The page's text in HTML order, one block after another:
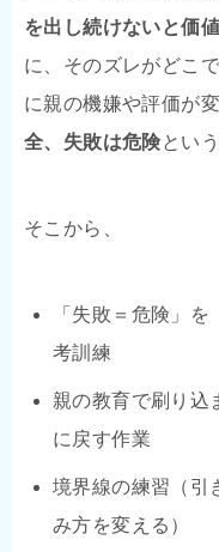
を出し続けないと価値
に、そのズレがどこ
に親の機嫌や評価が
全、失敗は危険とい
そこから、
「失敗＝危険」
考訓練
親の教育で刷り込
に戻す作業
境界線の練習（引
み方を変える）